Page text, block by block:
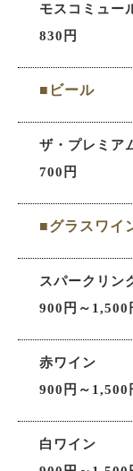
モスコミュー
830円
■ビール
ザ・プレミア
700円
■グラスワイ
スパークリン
900円～1,500
赤ワイン
900円～1,500
白ワイン